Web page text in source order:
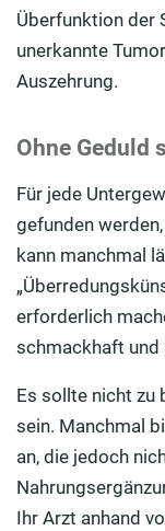
Überfunktion der
unerkannte
Auszehrung.
Ohne Geduld
Für jede
gefunden
kann manchmal
erforderlich
schmackhaft und
Es sollte nicht
sein. Manchmal
an, die jedoch
Ihr Arzt anhand